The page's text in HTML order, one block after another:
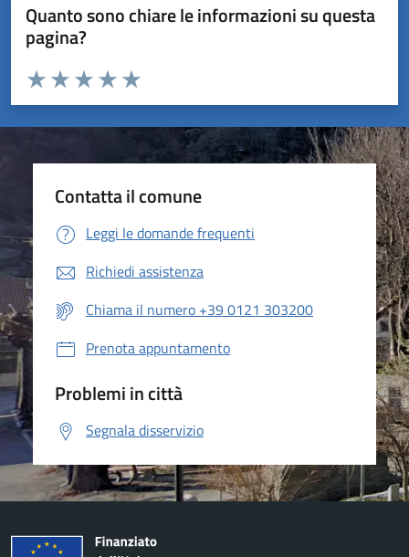
Quanto sono chiare le informazioni su questa
pagina?
Valuta da 1 a 5 stelle la pagina
Valuta 5 stelle su 5
Valuta 4 stelle su 5
Valuta 3 stelle su 5
Valuta 2 stelle su 5
Valuta 1 stelle su 5
Contatta il comune
Leggi le domande frequenti
Richiedi assistenza
Chiama il numero +39 0121 303200
Prenota appuntamento
Problemi in città
Segnala disservizio